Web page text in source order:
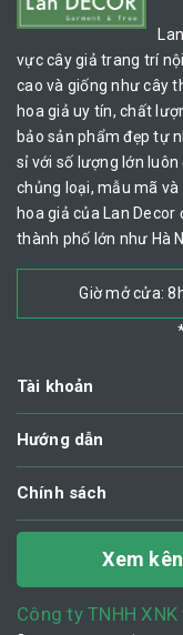
vực cây giả trang trí
cao và giống như cây
hoa giả uy tín, chất
bảo sản phẩm đẹp tự
sỉ với số lượng lớn
chủng loại, mẫu mã
hoa giả của Lan
thành phố lớn như Hà
Giờ mở cửa:
Tài khoản
Hướng dẫn
Chính sách
Xem
Công ty TNHH XNK